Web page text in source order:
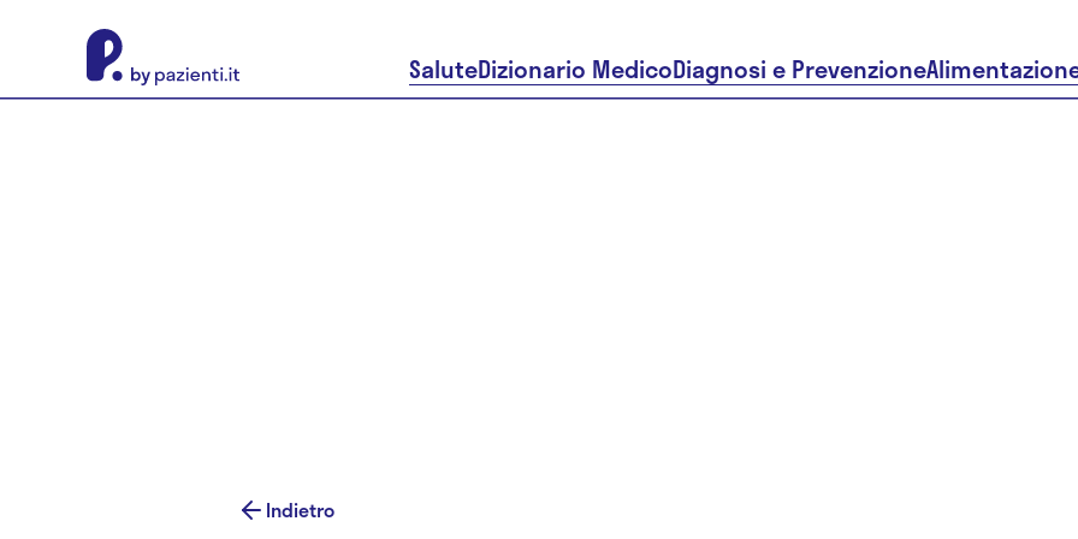
SaluteDizionario MedicoDiagnosi e Prevenzione
Indietro